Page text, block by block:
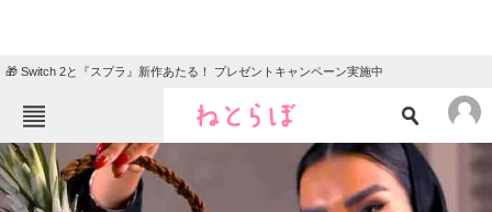
🎁 Switch 2と『スプラ』新作あたる！ プレゼントキャンペーン実施中
ねとらぼメニュー
TOP ニュース